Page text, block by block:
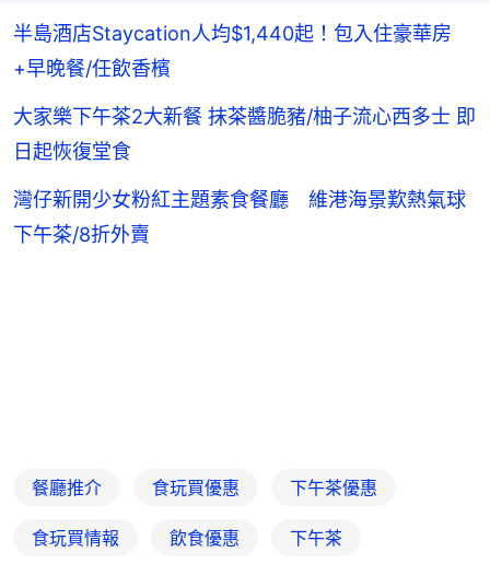
半島酒店Staycation人均$1,440起！包入住豪華房
+早晚餐/任飲香檳
大家樂下午茶2大新餐 抹茶醬脆豬/柚子流心西多士 即
日起恢復堂食
灣仔新開少女粉紅主題素食餐廳 維港海景歎熱氣球
下午茶/8折外賣
餐廳推介 食玩買優惠 下午茶優惠
食玩買情報 飲食優惠 下午茶